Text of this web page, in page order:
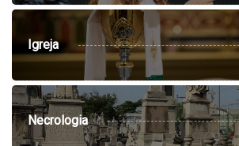
Igreja
Necrologia